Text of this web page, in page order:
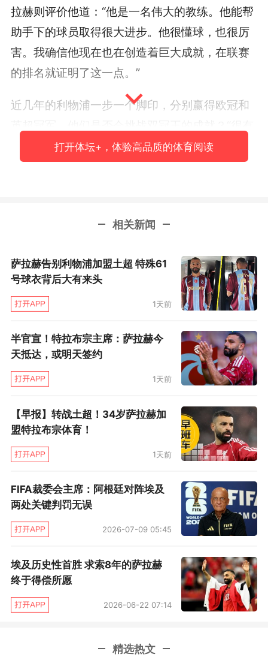
拉赫则评价他道：“他是一名伟大的教练。他能帮
助手下的球员取得很大进步。他很懂球，也很厉
害。我确信他现在也在创造着巨大成就，在联赛
的排名就证明了这一点。”
近几年的利物浦一步一个脚印，分别赢得欧冠和
机会。”萨拉赫直言道，“去年我们在欧冠的运气
不太好，今年我们希望在双线都有收获。”对于去
样。”而关于他和拉莫斯2018年的恩怨，他也表
作为来自西班牙的媒体，《阿斯》自然也会关注
到萨拉赫的未来，尤其是加盟皇马或巴萨的可
但我的未来谁说得好呢？现在我仍然聚焦在利物
浦身上，希望帮助球队再次赢得联赛和欧冠冠
军。”会留在这里多久？萨拉赫笑着答道：“我不
造所有的记录，不过我的未来掌握在俱乐部手
打开体坛+，体验高品质的体育阅读
相关新闻
萨拉赫告别利物浦加盟土超 特殊61
号球衣背后大有来头
1天前
半官宣！特拉布宗主席：萨拉赫今
天抵达，或明天签约
1天前
【早报】转战土超！34岁萨拉赫加
盟特拉布宗体育！
1天前
FIFA裁委会主席：阿根廷对阵埃及
两处关键判罚无误
2026-07-09 05:45
埃及历史性首胜 求索8年的萨拉赫
终于得偿所愿
2026-06-22 07:14
精选热文